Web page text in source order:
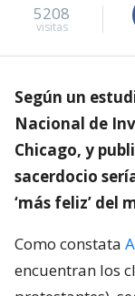
5208
visitas
Según un
Nacional de
Chicago, y
sacerdocio
‘más feliz’ del
Como constata
encuentran los